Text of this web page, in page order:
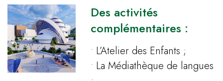
Des activités
complémentaires :
• L’Atelier des Enfants ;
• La Médiathèque de langues